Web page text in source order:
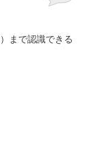
まで認識できる